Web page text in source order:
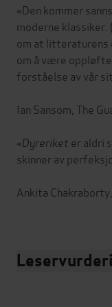
«Den kommer
moderne
om at litteraturens
om å være
forståelse av vår
Ian Sansom, The
«Dyreriket er aldri
skinner av
Ankita